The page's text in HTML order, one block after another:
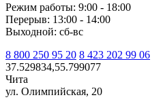
Режим работы: 9:00 - 18:00
Перерыв: 13:00 - 14:00
Выходной: сб-вс
8 800 250 95 20 8 423 202 99 06
37.529834,55.799077
Чита
ул. Олимпийская, 20